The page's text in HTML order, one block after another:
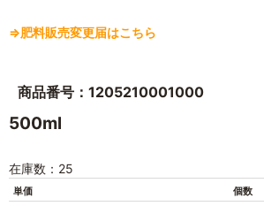
⇒肥料販売変更届はこちら
商品番号：1205210001000
500ml
在庫数：25
単価 個数